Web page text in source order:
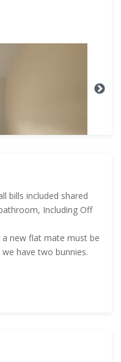
bills included shared
Including Off
new flat mate must be
have two bunnies.